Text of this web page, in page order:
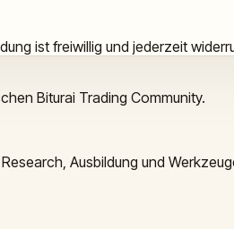
ist freiwillig und jederzeit
Biturai Trading Community.
Ausbildung und